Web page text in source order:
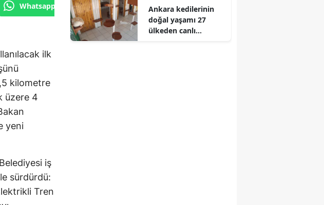
Whatsapp'tan Gönder
ilk
kilometre
üzere 4
yeni
iş
sürdürdü:
Tren
Ankara kedilerinin
doğal yaşamı 27
ülkeden canlı